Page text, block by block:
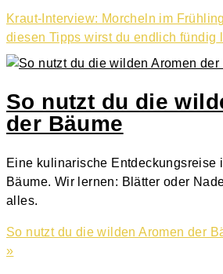
Kraut-Interview: Morcheln im
diesen Tipps wirst du endlich fündig
So nutzt du die
der Bäume
Eine kulinarische Entdeckungsreise
Bäume. Wir lernen: Blätter oder
alles.
So nutzt du die wilden Aromen der
»